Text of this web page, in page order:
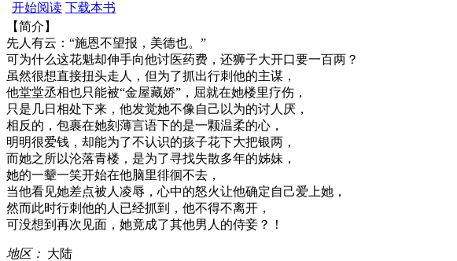
开始阅读 下载本书
【简介】
先人有云：“施恩不望报，美德也。”
可为什么这花魁却伸手向他讨医药费，还狮子大开口要一百两？
虽然很想直接扭头走人，但为了抓出行刺他的主谋，
他堂堂丞相也只能被“金屋藏娇”，屈就在她楼里疗伤，
只是几日相处下来，他发觉她不像自己以为的讨人厌，
相反的，包裹在她刻薄言语下的是一颗温柔的心，
明明很爱钱，却能为了不认识的孩子花下大把银两，
而她之所以沦落青楼，是为了寻找失散多年的姊妹，
她的一颦一笑开始在他脑里徘徊不去，
当他看见她差点被人凌辱，心中的怒火让他确定自己爱上她，
然而此时行刺他的人已经抓到，他不得不离开，
可没想到再次见面，她竟成了其他男人的侍妾？！
地区： 大陆